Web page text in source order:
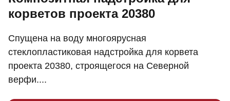
корветов проекта 20380
Спущена на воду многоярусная
стеклопластиковая надстройка для корвета
проекта 20380, строящегося на Северной
верфи....